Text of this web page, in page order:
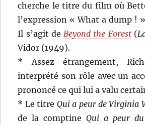
cherche le titre du film où
l’expression « What a dump !
Il s’agit deBeyond the Forest(
Vidor (1949).
* Assez étrangement,
interprété son rôle avec un
prononcé ce qui lui a valu
* Le titre Qui a peur de Virginia
de la comptineQui a peur